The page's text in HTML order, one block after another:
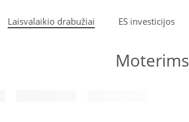
Laisvalaikio drabužiai ES investicijos
Moterims